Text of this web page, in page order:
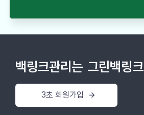
백링크관리는 그린백링크
3초 회원가입